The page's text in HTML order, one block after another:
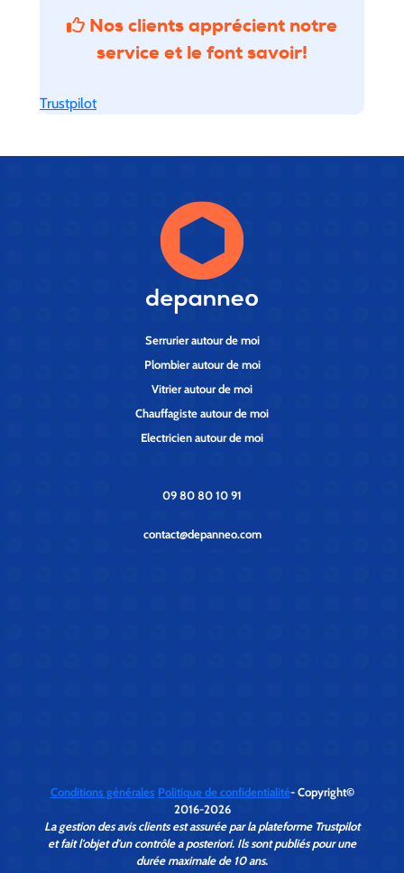
Nos clients apprécient notre
service et le font savoir!
Trustpilot
Serrurier autour de moi
Plombier autour de moi
Vitrier autour de moi
Chauffagiste autour de moi
Electricien autour de moi
09 80 80 10 91
contact@depanneo.com
Conditions générales Politique de confidentialité- Copyright©
2016-2026
La gestion des avis clients est assurée par la plateforme Trustpilot
et fait l'objet d'un contrôle a posteriori. Ils sont publiés pour une
durée maximale de 10 ans.